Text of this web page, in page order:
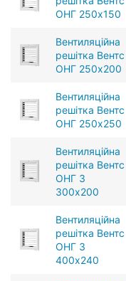
ОНГ 250х150
Вентиляційна
решітка Вентс
ОНГ 250х200
Вентиляційна
решітка Вентс
ОНГ 250х250
Вентиляційна
решітка Вентс
ОНГ 3
300х200
Вентиляційна
решітка Вентс
ОНГ 3
400х240